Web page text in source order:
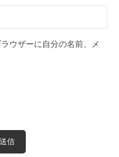
ウザーに自分の名前、メ